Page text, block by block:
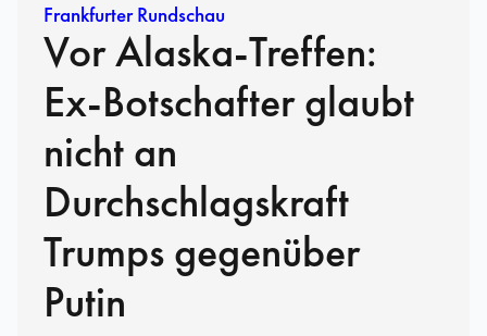
Frankfurter Rundschau
Vor Alaska-Treffen:
Ex-Botschafter glaubt
nicht an
Durchschlagskraft
Trumps gegenüber
Putin